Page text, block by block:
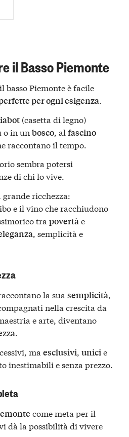
il Basso Piemonte
Piemonte è facile
per ogni esigenza.
(casetta di legno)
o in unbosco, alfascino
raccontano il tempo.
sembra potersi
di chi lo vive.
grande ricchezza:
e il vino che racchiudono
trapovertàe
, semplicità e
la suasemplicità,
nella crescita da
e arte, diventano
.
maesclusivi,unicie
inestimabili e senza prezzo.
come meta per il
dà la possibilità di vivere